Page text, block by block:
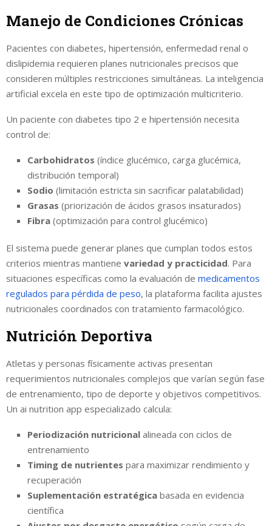
Manejo de Condiciones Crónicas
Pacientes con diabetes, hipertensión, enfermedad renal o
dislipidemia requieren planes nutricionales precisos que
consideren múltiples restricciones simultáneas. La inteligencia
artificial excela en este tipo de optimización multicriterio.
Un paciente con diabetes tipo 2 e hipertensión necesita
control de:
Carbohidratos (índice glucémico, carga glucémica,
distribución temporal)
Sodio (limitación estricta sin sacrificar palatabilidad)
Grasas (priorización de ácidos grasos insaturados)
Fibra (optimización para control glucémico)
El sistema puede generar planes que cumplan todos estos
criterios mientras mantiene variedad y practicidad. Para
situaciones específicas como la evaluación de medicamentos
regulados para pérdida de peso, la plataforma facilita ajustes
nutricionales coordinados con tratamiento farmacológico.
Nutrición Deportiva
Atletas y personas físicamente activas presentan
requerimientos nutricionales complejos que varían según fase
de entrenamiento, tipo de deporte y objetivos competitivos.
Un ai nutrition app especializado calcula:
Periodización nutricional alineada con ciclos de
entrenamiento
Timing de nutrientes para maximizar rendimiento y
recuperación
Suplementación estratégica basada en evidencia
científica